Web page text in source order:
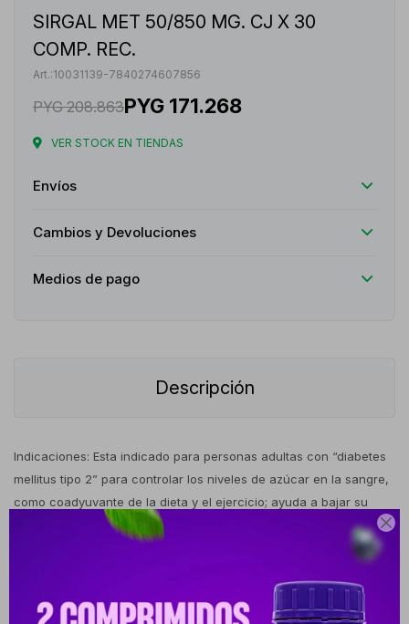

SIRGAL MET 50/850 MG. CJ X 30
COMP. REC.
10031139-7840274607856
PYG 208.863PYG 171.268
VER STOCK EN TIENDAS
Envíos
Cambios y Devoluciones
Medios de pago
Descripción
Indicaciones: Esta indicado para personas adultas con “diabetes
mellitus tipo 2” para controlar los niveles de azúcar en la sangre,
como coadyuvante de la dieta y el ejercicio; ayuda a bajar su
nivel de azúcar en la sangre. Puede utilizarse solo o en
combinación con ciertos medicamentos para la diabetes
combinación triple. Acción Terapéutica: Hipoglucemiante Rango
de edad: Mayores de 18 años Posología: Debe administrarse 2